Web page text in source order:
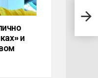
и